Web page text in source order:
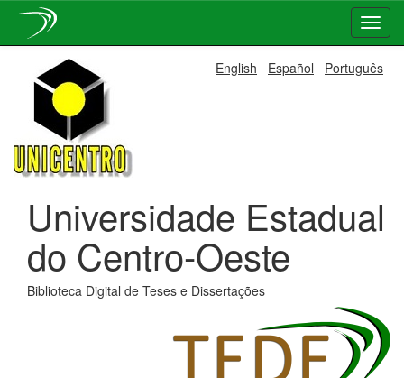
navigation
English Español Português
Universidade Estadual
do Centro-Oeste
Biblioteca Digital de Teses e Dissertações